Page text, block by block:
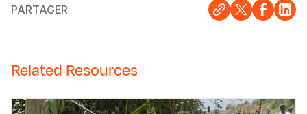
PARTAGER
Related Resources